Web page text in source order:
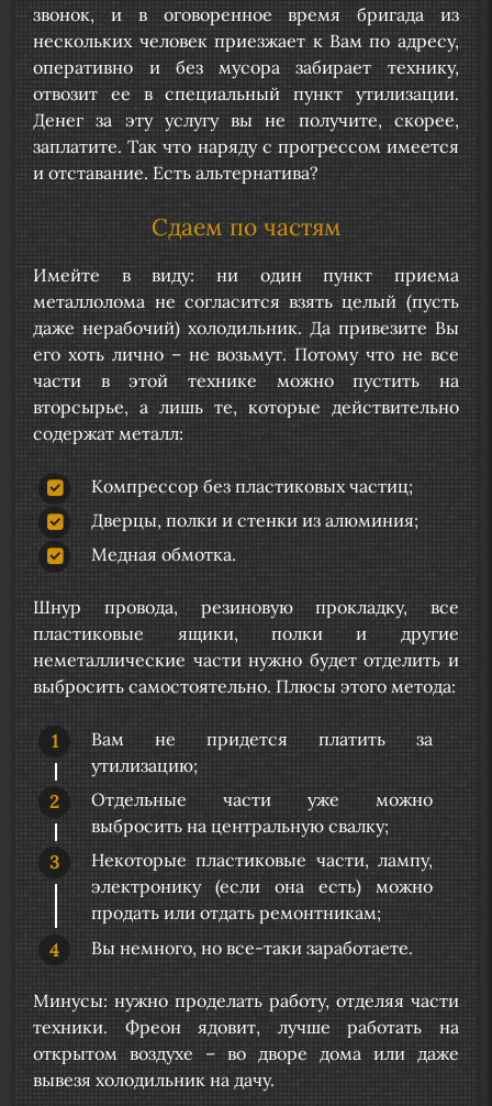
звонок, и в оговоренное время бригада из
нескольких человек приезжает к Вам по адресу,
оперативно и без мусора забирает технику,
отвозит ее в специальный пункт утилизации.
Денег за эту услугу вы не получите, скорее,
заплатите. Так что наряду с прогрессом имеется
и отставание. Есть альтернатива?
Сдаем по частям
Имейте в виду: ни один пункт приема
металлолома не согласится взять целый (пусть
даже нерабочий) холодильник. Да привезите Вы
его хоть лично – не возьмут. Потому что не все
части в этой технике можно пустить на
вторсырье, а лишь те, которые действительно
содержат металл:
Компрессор без пластиковых частиц;
Дверцы, полки и стенки из алюминия;
Медная обмотка.
Шнур провода, резиновую прокладку, все
пластиковые ящики, полки и другие
неметаллические части нужно будет отделить и
выбросить самостоятельно. Плюсы этого метода:
Вам не придется платить за
утилизацию;
Отдельные части уже можно
выбросить на центральную свалку;
Некоторые пластиковые части, лампу,
электронику (если она есть) можно
продать или отдать ремонтникам;
Вы немного, но все-таки заработаете.
Минусы: нужно проделать работу, отделяя части
техники. Фреон ядовит, лучше работать на
открытом воздухе – во дворе дома или даже
вывезя холодильник на дачу.